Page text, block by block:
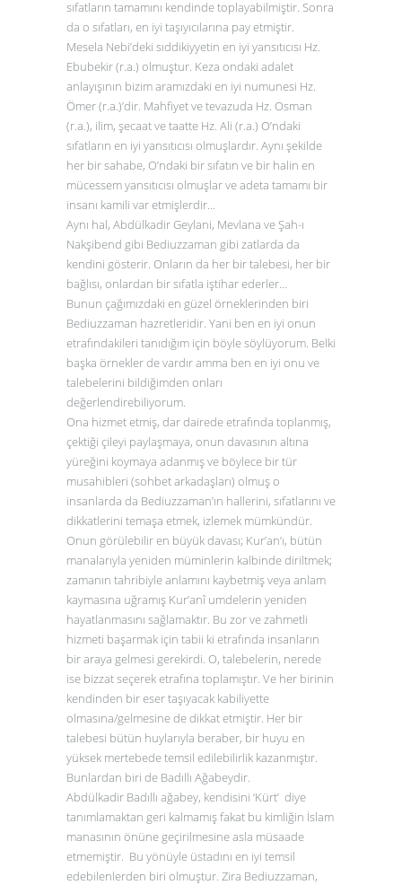
sıfatların tamamını kendinde toplayabilmiştir. Sonra
da o sıfatları, en iyi taşıyıcılarına pay etmiştir.
Mesela Nebi’deki sıddikiyyetin en iyi yansıtıcısı Hz.
Ebubekir (r.a.) olmuştur. Keza ondaki adalet
anlayışının bizim aramızdaki en iyi numunesi Hz.
Ömer (r.a.)’dir. Mahfiyet ve tevazuda Hz. Osman
(r.a.), ilim, şecaat ve taatte Hz. Ali (r.a.) O’ndaki
sıfatların en iyi yansıtıcısı olmuşlardır. Aynı şekilde
her bir sahabe, O’ndaki bir sıfatın ve bir halin en
mücessem yansıtıcısı olmuşlar ve adeta tamamı bir
insanı kamili var etmişlerdir...
Aynı hal, Abdülkadir Geylani, Mevlana ve Şah-ı
Nakşibend gibi Bediuzzaman gibi zatlarda da
kendini gösterir. Onların da her bir talebesi, her bir
bağlısı, onlardan bir sıfatla iştihar ederler…
Bunun çağımızdaki en güzel örneklerinden biri
Bediuzzaman hazretleridir. Yani ben en iyi onun
etrafındakileri tanıdığım için böyle söylüyorum. Belki
başka örnekler de vardır amma ben en iyi onu ve
talebelerini bildiğimden onları
değerlendirebiliyorum.
Ona hizmet etmiş, dar dairede etrafında toplanmış,
çektiği çileyi paylaşmaya, onun davasının altına
yüreğini koymaya adanmış ve böylece bir tür
musahibleri (sohbet arkadaşları) olmuş o
insanlarda da Bediuzzaman’ın hallerini, sıfatlarını ve
dikkatlerini temaşa etmek, izlemek mümkündür.
Onun görülebilir en büyük davası; Kur’an’ı, bütün
manalarıyla yeniden müminlerin kalbinde diriltmek;
zamanın tahribiyle anlamını kaybetmiş veya anlam
kaymasına uğramış Kur’anî umdelerin yeniden
hayatlanmasını sağlamaktır. Bu zor ve zahmetli
hizmeti başarmak için tabii ki etrafında insanların
bir araya gelmesi gerekirdi. O, talebelerin, nerede
ise bizzat seçerek etrafına toplamıştır. Ve her birinin
kendinden bir eser taşıyacak kabiliyette
olmasına/gelmesine de dikkat etmiştir. Her bir
talebesi bütün huylarıyla beraber, bir huyu en
yüksek mertebede temsil edilebilirlik kazanmıştır.
Bunlardan biri de Badıllı Ağabeydir.
Abdülkadir Badıllı ağabey, kendisini ‘Kürt’ diye
tanımlamaktan geri kalmamış fakat bu kimliğin İslam
manasının önüne geçirilmesine asla müsaade
etmemiştir. Bu yönüyle üstadını en iyi temsil
edebilenlerden biri olmuştur. Zira Bediuzzaman,